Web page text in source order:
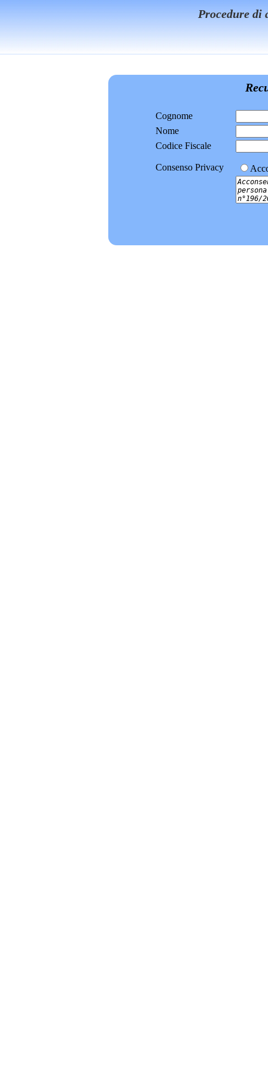
Procedure di
Cognome
Nome
Codice Fiscale
Consenso Privacy